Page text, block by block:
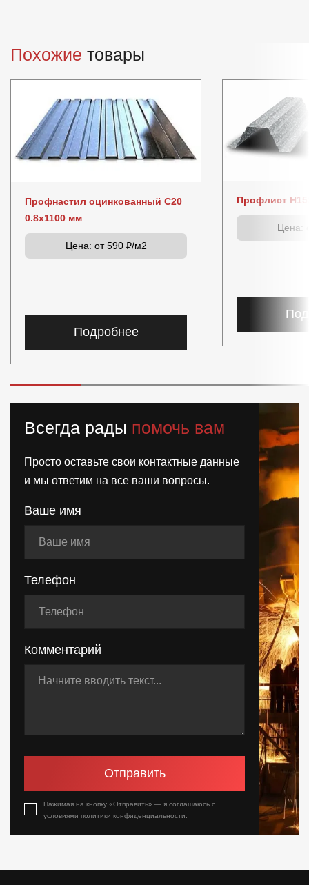
Похожие товары
Профнастил оцинкованный C20
0.8x1100 мм
Цена: от 590 ₽/м2
Подробнее
Профлист
Цена:
Всегда рады помочь вам
Просто оставьте свои контактные данные
и мы ответим на все ваши вопросы.
Ваше имя
Телефон
Комментарий
Отправить
Нажимая на кнопку «Отправить» — я соглашаюсь с
условиями политики конфиденциальности.